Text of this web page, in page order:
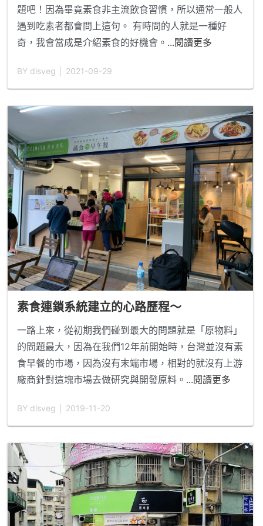
題吧！因為畢竟素食非主流飲食習慣，所以通常一般人
遇到吃素者都會問上這句。 有時問的人就是一種好
奇，我會當成是介紹素食的好機會。 ...閱讀更多
BY dlsveg │ 2021-09-29
素食連鎖系統建立的心路歷程～
一路上來，從初期我們碰到最大的問題就是「原物料」
的問題最大，因為在我們12年前開始時，台灣並沒有素
食早餐的市場，因為沒有末端市場，相對的就沒有上游
廠商針對這塊市場去做研究與開發原料。 ...閱讀更多
BY dlsveg │ 2019-11-20